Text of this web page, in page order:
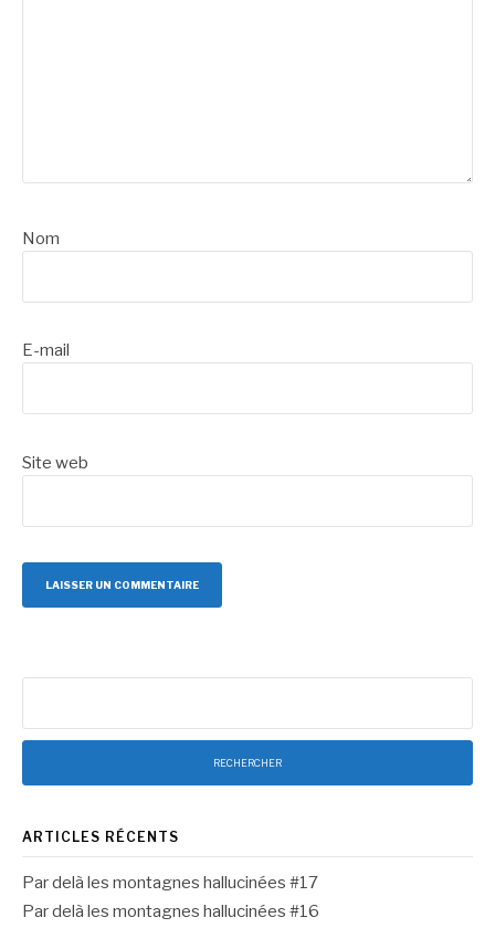
Nom
E-mail
Site web
ARTICLES RÉCENTS
Par delà les montagnes hallucinées #17
Par delà les montagnes hallucinées #16